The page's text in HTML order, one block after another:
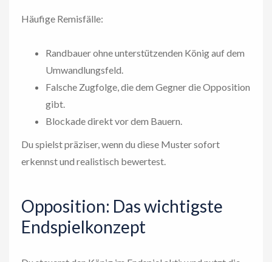
Häufige Remisfälle:
Randbauer ohne unterstützenden König auf dem
Umwandlungsfeld.
Falsche Zugfolge, die dem Gegner die Opposition
gibt.
Blockade direkt vor dem Bauern.
Du spielst präziser, wenn du diese Muster sofort
erkennst und realistisch bewertest.
Opposition: Das wichtigste
Endspielkonzept